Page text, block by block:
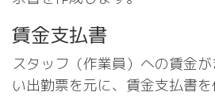
賃金支払書
スタッフ（作業員）への賃金
い出勤票を元に、賃金支払書を